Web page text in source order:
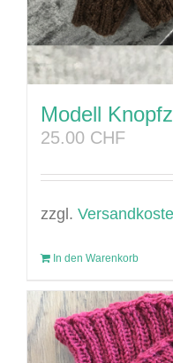
Modell
25.00 CHF
zzgl.
In den Warenkorb